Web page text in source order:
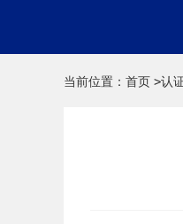
当前位置： 首页 >认